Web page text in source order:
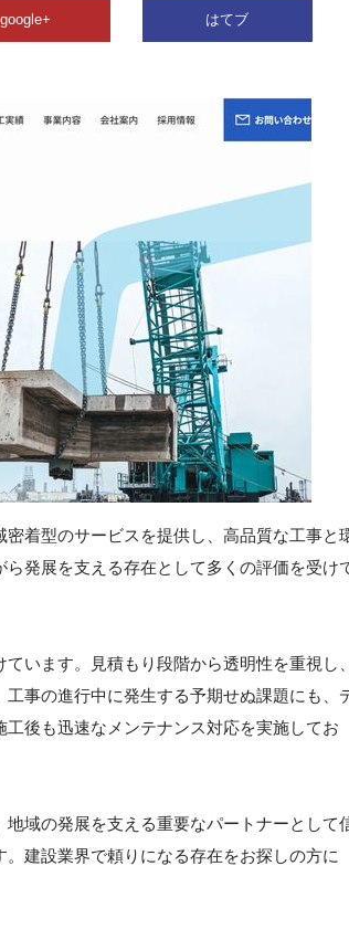
google+ はてブ
着型のサービスを提供し、高品質な工事と
発展を支える存在として多くの評価を受け
います。見積もり段階から透明性を重視し、
事の進行中に発生する予期せぬ課題にも、
後も迅速なメンテナンス対応を実施してお
域の発展を支える重要なパートナーとして
建設業界で頼りになる存在をお探しの方に